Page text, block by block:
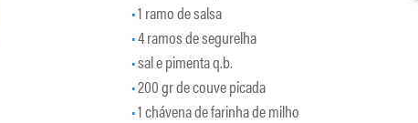
1 ramo de salsa
4 ramos de segurelha
sal e pimenta q.b.
200 gr de couve picada
1 chávena de farinha de milho